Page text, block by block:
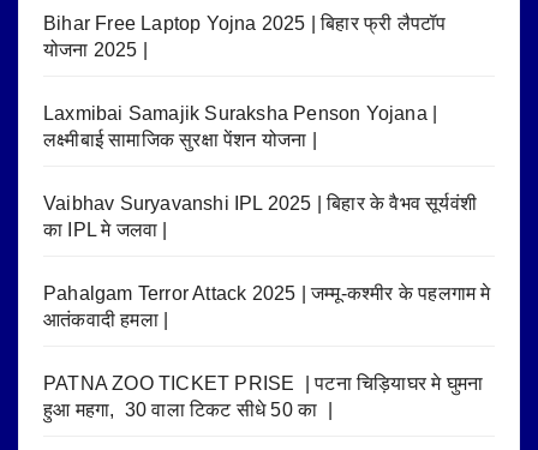
Bihar Free Laptop Yojna 2025 | बिहार फ्री लैपटॉप
योजना 2025 |
Laxmibai Samajik Suraksha Penson Yojana |
लक्ष्मीबाई सामाजिक सुरक्षा पेंशन योजना |
Vaibhav Suryavanshi IPL 2025 | बिहार के वैभव सूर्यवंशी
का IPL मे जलवा |
Pahalgam Terror Attack 2025 | जम्मू-कश्मीर के पहलगाम मे
आतंकवादी हमला |
PATNA ZOO TICKET PRISE | पटना चिड़ियाघर मे घुमना
हुआ महगा, 30 वाला टिकट सीधे 50 का |